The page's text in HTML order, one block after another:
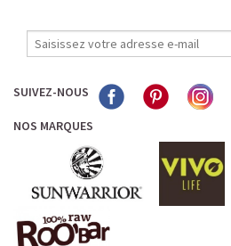
SUIVEZ-NOUS
NOS MARQUES